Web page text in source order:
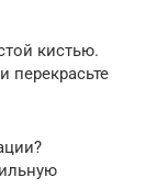
кистью.
перекрасьте